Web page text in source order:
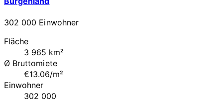
302 000 Einwohner
Fläche
3 965 km²
Ø Bruttomiete
€13.06/m²
Einwohner
302 000